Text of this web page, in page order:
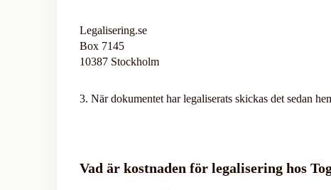
Legalisering.se
Box 7145
10387 Stockholm
3. När dokumentet har legaliserats skickas det sedan
Vad är kostnaden för legalisering hos